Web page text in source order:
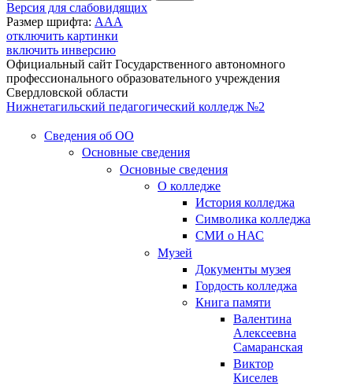
Версия для слабовидящих
Размер шрифта: AAA
отключить картинки
включить инверсию
Официальный сайт Государственного автономного
профессионального образовательного учреждения
Свердловской области
Нижнетагильский педагогический колледж №2
Сведения об ОО
Основные сведения
Основные сведения
О колледже
История колледжа
Символика колледжа
СМИ о НАС
Музей
Документы музея
Гордость колледжа
Книга памяти
Валентина
Алексеевна
Самаранская
Виктор
Киселев